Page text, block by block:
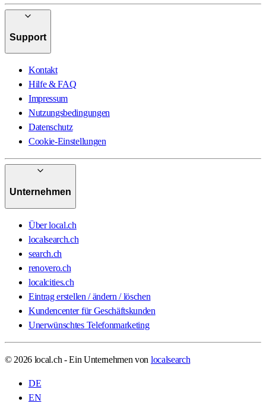
Support
Kontakt
Hilfe & FAQ
Impressum
Nutzungsbedingungen
Datenschutz
Cookie-Einstellungen
Unternehmen
Über local.ch
localsearch.ch
search.ch
renovero.ch
localcities.ch
Eintrag erstellen / ändern / löschen
Kundencenter für Geschäftskunden
Unerwünschtes Telefonmarketing
© 2026 local.ch - Ein Unternehmen von localsearch
DE
EN